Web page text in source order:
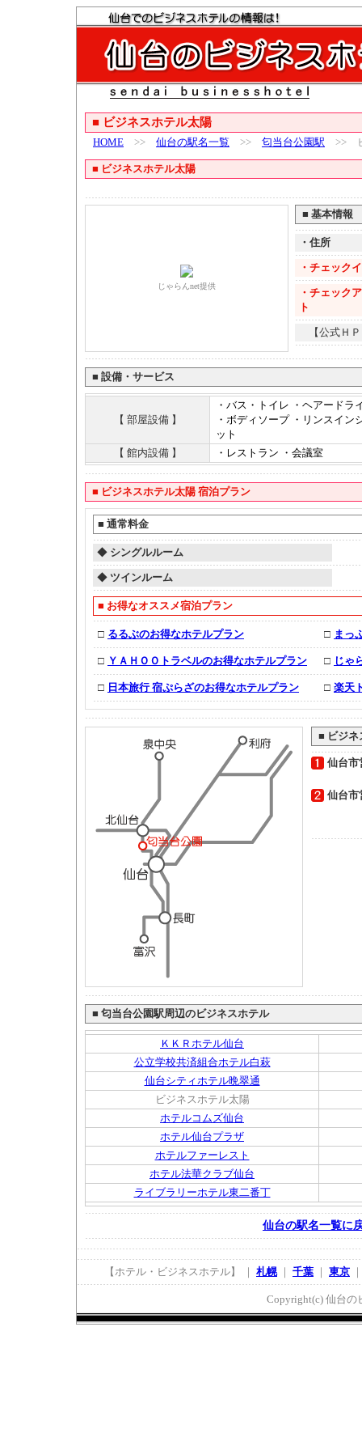
■ ビジネスホテル太陽
HOME >> 仙台の駅名一覧 >> 匂当台公園駅 >> ビ
■ ビジネスホテル太陽
じゃらんnet提供
■ 基本情報
・住所
・チェック
・チェック
ト
【公式Ｈ
■ 設備・サービス
【 部屋設備 】
・バス・トイレ ・ヘアードラ
・ボディソープ ・リンスイン
ット
【 館内設備 】
・レストラン ・会議室
■ ビジネスホテル太陽 宿泊プラン
■通常料金
◆ シングルルーム
◆ ツインルーム
■ お得なオススメ宿泊プラン
□ るるぶのお得なホテルプラン □ まっ
□ ＹＡＨＯＯトラベルのお得なホテルプラン □ じゃ
□ 日本旅行 宿ぷらざのお得なホテルプラン □ 楽天
■ ビジ
仙台市
仙台市
■ 匂当台公園駅周辺のビジネスホテル
ＫＫＲホテル仙台
公立学校共済組合ホテル白萩
仙台シティホテル晩翠通
ビジネスホテル太陽
ホテルコムズ仙台
ホテル仙台プラザ
ホテルファーレスト
ホテル法華クラブ仙台
ライブラリーホテル東二番丁
仙台の駅名一覧に
【ホテル・ビジネスホテル】 ｜ 札幌｜ 千葉 ｜ 東京
Copyright(c) 仙台の